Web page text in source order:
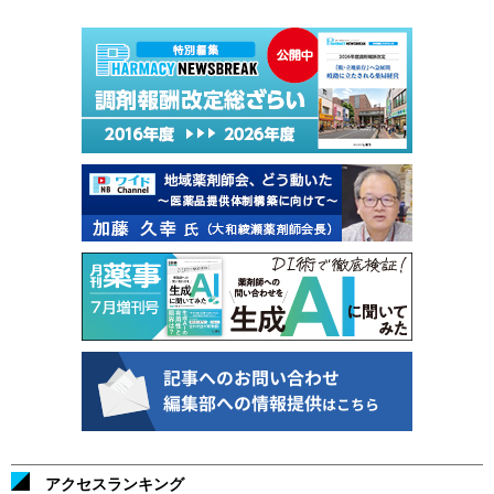
アクセスランキング